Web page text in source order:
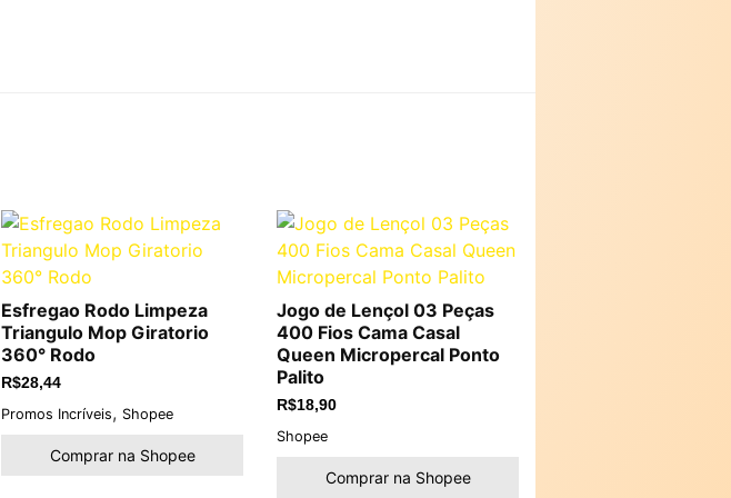
Esfregao Rodo Limpeza
Triangulo Mop Giratorio
360° Rodo
R$28,44
Promos Incríveis, Shopee
Comprar na Shopee
Jogo de Lençol 03 Peças
400 Fios Cama Casal
Queen Micropercal Ponto
Palito
R$18,90
Shopee
Comprar na Shopee